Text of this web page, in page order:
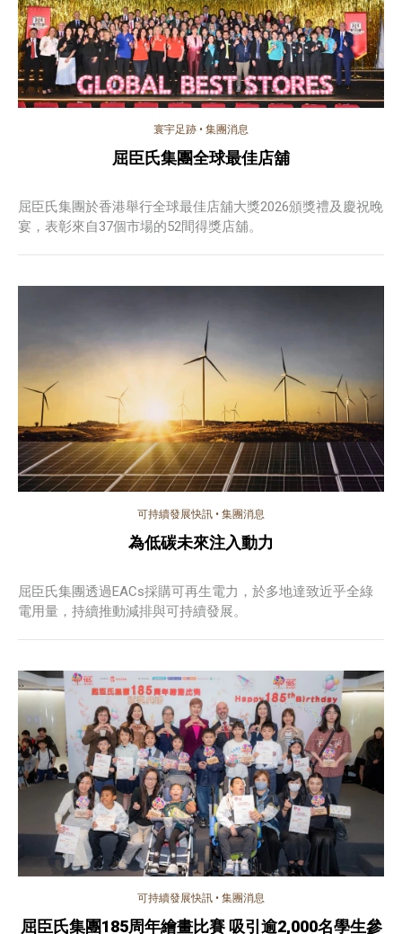
寰宇足跡 • 集團消息
屈臣氏集團全球最佳店舖
屈臣氏集團於香港舉行全球最佳店舖大獎2026頒獎禮及慶祝晚
宴，表彰來自37個市場的52間得獎店舖。
可持續發展快訊 • 集團消息
為低碳未來注入動力
屈臣氏集團透過EACs採購可再生電力，於多地達致近乎全綠
電用量，持續推動減排與可持續發展。
可持續發展快訊 • 集團消息
屈臣氏集團185周年繪畫比賽 吸引逾2,000名學生參